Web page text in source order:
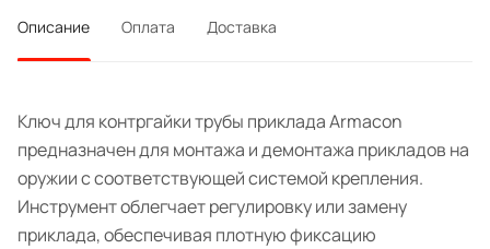
Описание Оплата Доставка
Ключ для контргайки трубы приклада Armacon
предназначен для монтажа и демонтажа прикладов на
оружии с соответствующей системой крепления.
Инструмент облегчает регулировку или замену
приклада, обеспечивая плотную фиксацию